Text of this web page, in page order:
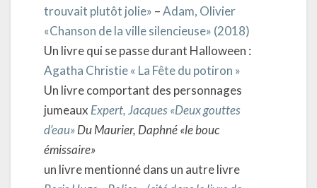
trouvait plutôt jolie» –Adam, Olivier
«Chanson de la ville silencieuse» (2018)
Un livre qui se passe durant Halloween :
Agatha Christie « La Fête du potiron »
Un livre comportant des personnages
jumeaux Expert, Jacques «Deux gouttes
d’eau»Du Maurier, Daphné «le bouc
émissaire»
un livre mentionné dans un autre livre